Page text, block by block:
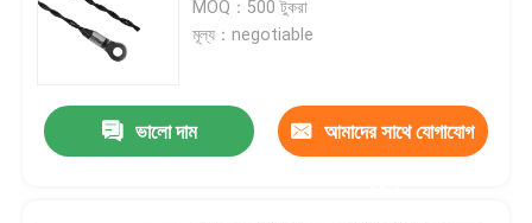
MOQ：500 টুকরা
মূল্য：negotiable
ভালো দাম আমাদের সাথে যোগাযোগ